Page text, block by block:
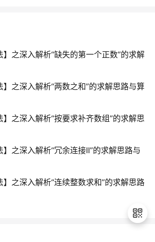
】之深入解析“缺失的第一个正数”的求解
】之深入解析“两数之和”的求解思路与算
】之深入解析“按要求补齐数组”的求解思
】之深入解析“冗余连接II”的求解思路与
】之深入解析“连续整数求和”的求解思路